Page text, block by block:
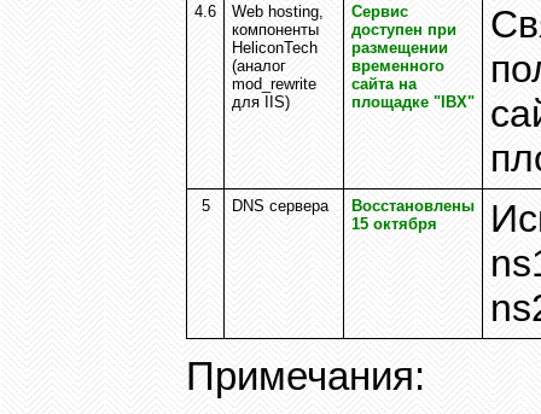
4.6
Web hosting,
компоненты
HeliconTech
(аналог
mod_rewrite
для
IIS)
Сервис
доступен при
размещении
временного
сайта на
площадке " IBX"
5 DNS сервера
Восстановлены
15 октября
Примечания: